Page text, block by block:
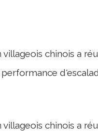
villageois chinois a
villageois chinois a